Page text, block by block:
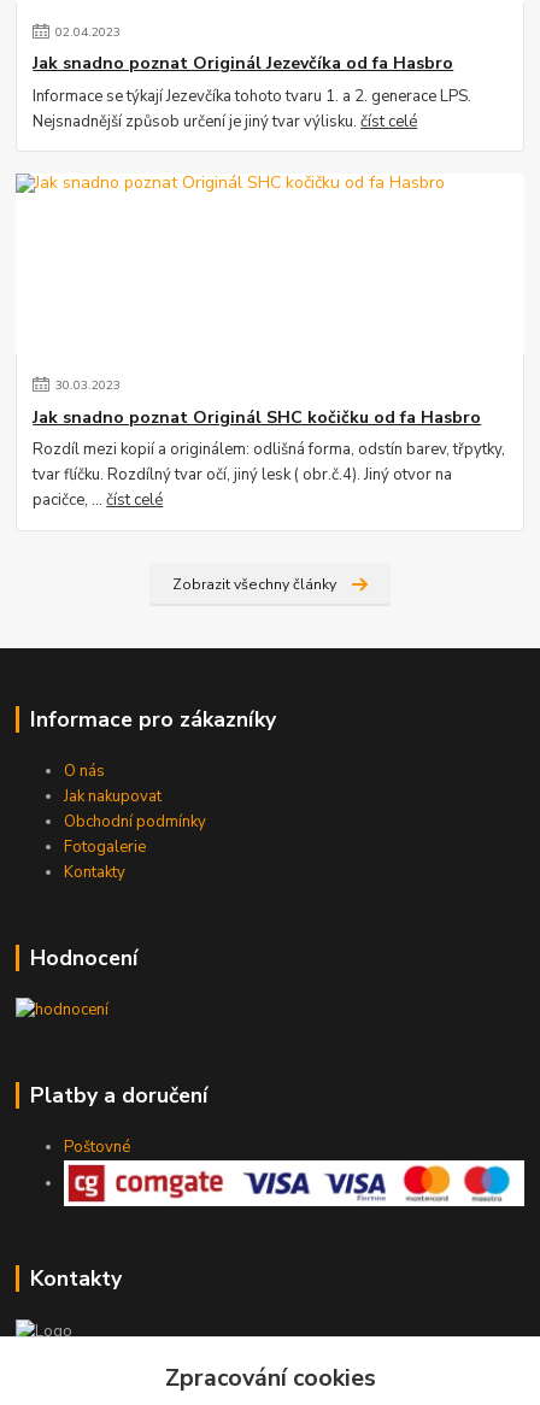
02.04.2023
Jak snadno poznat Originál Jezevčíka od fa Hasbro
Informace se týkají Jezevčíka tohoto tvaru 1. a 2. generace LPS.
Nejsnadnější způsob určení je jiný tvar výlisku.číst celé
30.03.2023
Jak snadno poznat Originál SHC kočičku od fa Hasbro
Rozdíl mezi kopií a originálem: odlišná forma, odstín barev, třpytky,
tvar flíčku. Rozdílný tvar očí, jiný lesk ( obr.č.4). Jiný otvor na
pacičce, ...číst celé
Zobrazit všechny články
Informace pro zákazníky
O nás
Jak nakupovat
Obchodní podmínky
Fotogalerie
Kontakty
Hodnocení
Platby a doručení
Poštovné
Kontakty
Zpracování cookies